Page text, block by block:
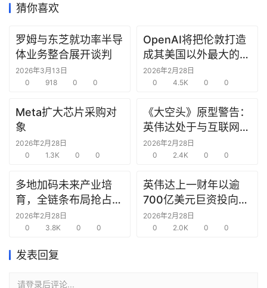
据
研
选
报
创
投
之
商
机
链
圈
猜你喜欢
罗姆与东芝就功率半导
体业务整合展开谈判
2026年3月13日
0
918 0 0
OpenAI将把伦敦打造
成其美国以外最大的研
究中心
2026年2月28日
0
4.5K 0 0
Meta扩大芯片采购对
象
2026年2月28日
0
1.3K 0 0
《大空头》原型警告：
英伟达处于与互联网泡
沫时期思科同样的“危
险境地”
2026年2月28日
0
2.4K 0 0
多地加码未来产业培
育，全链条布局抢占新
赛道先机
2026年2月28日
0
3.8K 0 0
英伟达上一财年以逾
700亿美元巨资投向合
作方，竭力巩固AI芯片
需求
2026年2月28日
0
2.0K 0 0
发表回复
请登录后评论...